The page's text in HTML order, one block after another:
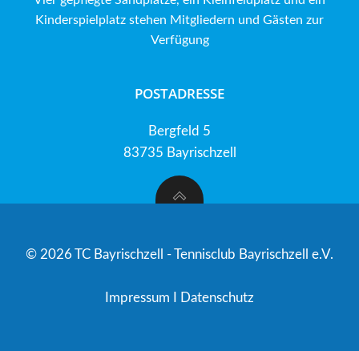
Kinderspielplatz stehen Mitgliedern und Gästen zur
Verfügung
POSTADRESSE
Bergfeld 5
83735 Bayrischzell
© 2026 TC Bayrischzell - Tennisclub Bayrischzell e.V.
Impressum Datenschutz